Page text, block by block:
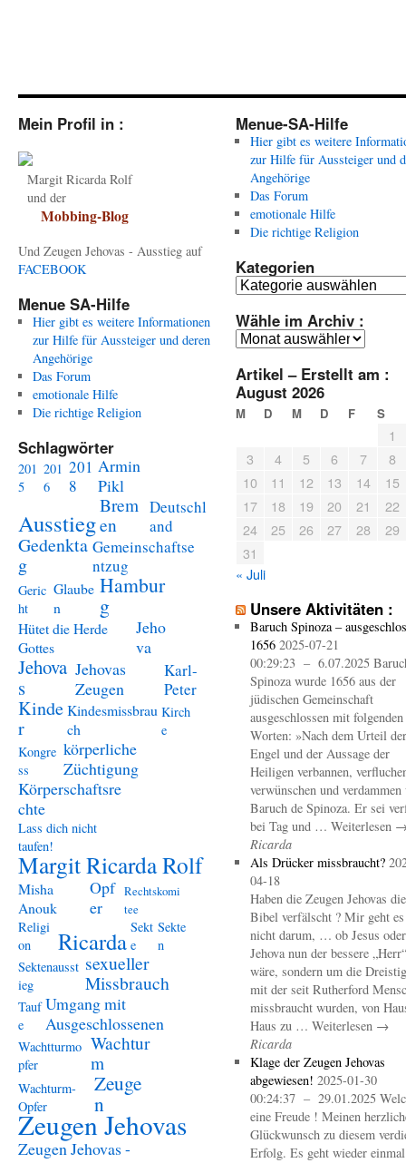
Mein Profil in :
Margit Ricarda Rolf
und der
Mobbing-Blog
Und Zeugen Jehovas - Ausstieg auf
FACEBOOK
Menue SA-Hilfe
Hier gibt es weitere Informationen
zur Hilfe für Aussteiger und deren
Angehörige
Das Forum
emotionale Hilfe
Die richtige Religion
Schlagwörter
201
5
201
6
201
8
Armin
Pikl
Ausstieg
Brem
en
Deutschl
and
Gedenkta
g
Gemeinschaftse
ntzug
Geric
ht
Glaube
n
Hambur
g
Hütet die Herde
Gottes
Jeho
va
Jehova
s
Jehovas
Zeugen
Karl-
Peter
Kinde
r
Kindesmissbrau
ch
Kirch
e
Kongre
ss
körperliche
Züchtigung
Körperschaftsre
chte
Lass dich nicht
taufen!
Margit Ricarda Rolf
Misha
Anouk
Opf
er
Rechtskomi
tee
Religi
on
Ricarda Sekt
e
Sekte
n
Sektenausst
ieg
sexueller
Missbrauch
Tauf
e
Umgang mit
Ausgeschlossenen
Wachtturmo
pfer
Wachtur
m
Wachturm-
Opfer
Zeuge
n
Zeugen Jehovas
Zeugen Jehovas -
Menue-SA-Hilfe
Hier gibt es weitere
zur Hilfe für Aussteiger und
Angehörige
Das Forum
emotionale Hilfe
Die richtige Religion
Kategorien
Kategorien
Wähle im Archiv :
Wähle
Archiv
:
Artikel – Erstellt am :
August 2026
M D M D F S
1
3
4 5 6 7
8
10
11 12 13 14
15
17
18 19 20 21
22
24
25 26 27 28
29
31
« Juli
Unsere Aktivitäten :
Baruch Spinoza –
1656 2025-07-21
00:29:23 – 6.07.2025
Spinoza wurde 1656 aus der
jüdischen Gemeinschaft
ausgeschlossen mit folgenden
Worten: »Nach dem Urteil der
Engel und der Aussage der
Heiligen verbannen,
verwünschen und
Baruch de Spinoza. Er sei
bei Tag und … Weiterlesen
Ricarda
Als Drücker missbraucht?
04-18
Haben die Zeugen Jehovas die
Bibel verfälscht ? Mir geht
nicht darum, … ob Jesus oder
Jehova nun der bessere „Herr“
wäre, sondern um die
mit der seit Rutherford
missbraucht wurden, von
Haus zu … Weiterlesen →
Ricarda
Klage der Zeugen Jehovas
abgewiesen! 2025-01-30
00:24:37 – 29.01.2025
eine Freude ! Meinen
Glückwunsch zu diesem
Erfolg. Es geht wieder